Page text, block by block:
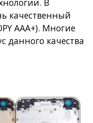
качественный
AAA+). Многие
данного качества